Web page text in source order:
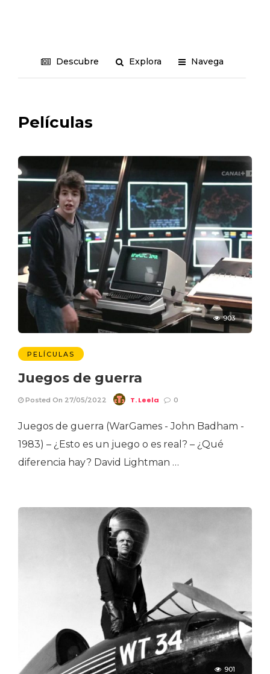
Descubre Explora Navega
Películas
903
PELÍCULAS
Juegos de guerra
Posted On 27/05/2022 T. Leela 0
Juegos de guerra (WarGames - John Badham -
1983) – ¿Esto es un juego o es real? – ¿Qué
diferencia hay? David Lightman …
901